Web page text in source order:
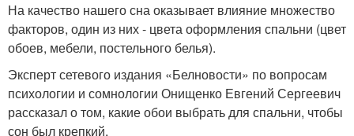
На качество нашего сна оказывает влияние множество
факторов, один из них - цвета оформления спальни (цвет
обоев, мебели, постельного белья).
Эксперт сетевого издания «Белновости» по вопросам
психологии и сомнологии Онищенко Евгений Сергеевич
рассказал о том, какие обои выбрать для спальни, чтобы
сон был крепкий.